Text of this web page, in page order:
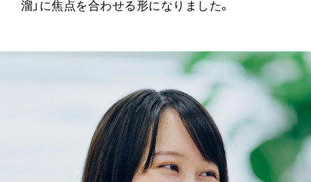
溜」に焦点を合わせる形になりました。